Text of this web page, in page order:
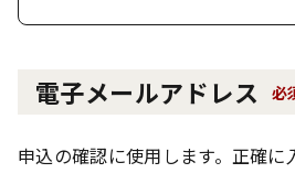
電子メールアドレス 必
申込の確認に使用します。正確に